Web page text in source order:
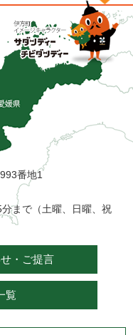
番地1
まで（土曜、日曜、祝
・ご提言
覧